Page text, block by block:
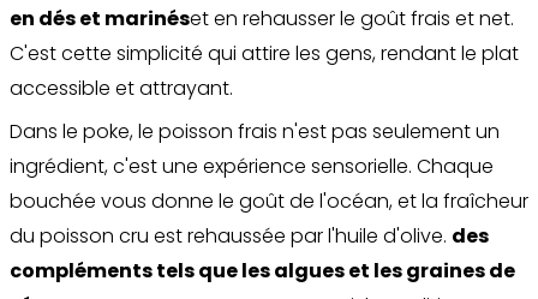
en dés et marinéset en rehausser le goût frais et net.
C'est cette simplicité qui attire les gens, rendant le plat
accessible et attrayant.
Dans le poke, le poisson frais n'est pas seulement un
ingrédient, c'est une expérience sensorielle. Chaque
bouchée vous donne le goût de l'océan, et la fraîcheur
du poisson cru est rehaussée par l'huile d'olive. des
compléments tels que les algues et les graines de